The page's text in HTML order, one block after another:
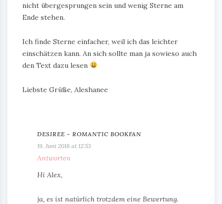
nicht übergesprungen sein und wenig Sterne am
Ende stehen.
Ich finde Sterne einfacher, weil ich das leichter
einschätzen kann. An sich sollte man ja sowieso auch
den Text dazu lesen
Liebste Grüße, Aleshanee
DESIREE - ROMANTIC BOOKFAN
19. Juni 2018 at 12:53
Antworten
Hi Alex,
ja, es ist natürlich trotzdem eine Bewertung.